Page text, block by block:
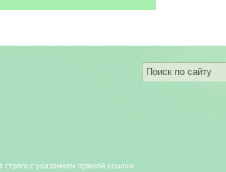
с указанием прямой ссылки